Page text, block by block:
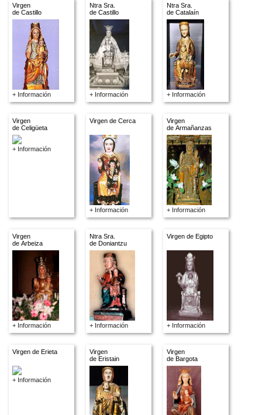
Virgen
de Castillo
+ Información
Ntra Sra.
de Castillo
+ Información
Ntra Sra.
de Catalaín
+ Información
Virgen
de Celigüeta
+ Información
Virgen de Cerca
+ Información
Virgen
de Armañanzas
+ Información
Virgen
de Arbeiza
+ Información
Ntra Sra.
de Doniantzu
+ Información
Virgen de Egipto
+ Información
Virgen de Erieta
+ Información
Virgen
de Eristain
Virgen
de Bargota